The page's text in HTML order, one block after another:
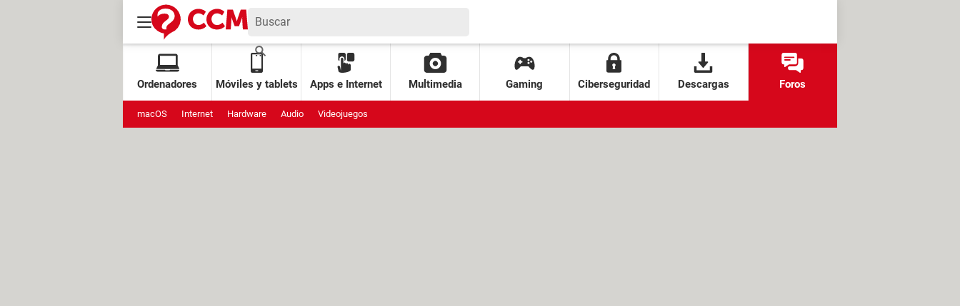
Ordenadores Móviles y tablets Apps e Internet Multimedia Gaming Ciberseguridad Descargas Foros
macOS Internet Hardware Audio Videojuegos